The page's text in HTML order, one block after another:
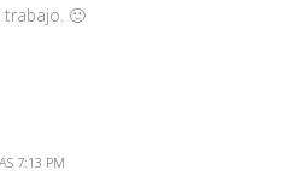
trabajo. 🙂
7:13 PM